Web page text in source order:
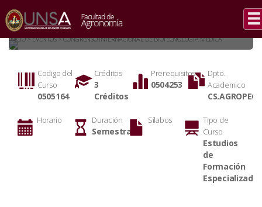
INICIO > EVENTOS > CONGRENSO INTERNACIONAL DE BIOTECNOLOGIA MEDICA
OLERIZAS DE
Codigo del
Curso
0505164
Créditos
3
Créditos
Prerequisitos
0504253
Dpto.
Academico
Horario Duración
Semestral
Silabos
Tipo de
Curso
Estudios
de
Formación
Especializada